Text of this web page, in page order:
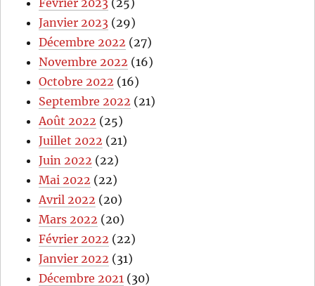
Janvier 2023 (29)
Décembre 2022 (27)
Novembre 2022 (16)
Octobre 2022 (16)
Septembre 2022 (21)
Août 2022 (25)
Juillet 2022 (21)
Juin 2022 (22)
Mai 2022 (22)
Avril 2022 (20)
Mars 2022 (20)
Février 2022 (22)
Janvier 2022 (31)
Décembre 2021 (30)